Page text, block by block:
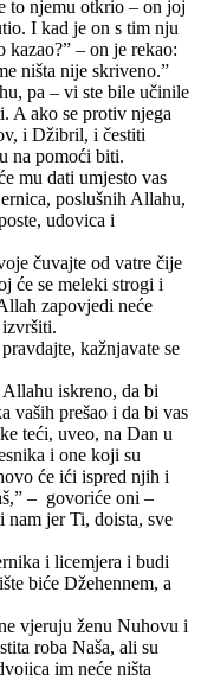
to njemu otkrio – on joj
I kad je on s tim nju
– on je rekao:
ništa nije skriveno.”
pa – vi ste bile učinile
A ako se protiv njega
i Džibril, i čestiti
na pomoći biti.
mu dati umjesto vas
poslušnih Allahu,
udovica i
čuvajte od vatre čije
će se meleki strogi i
zapovjedi neće
kažnjavate se
iskreno, da bi
vaših prešao i da bi vas
teći, uveo, na Dan u
i one koji su
će ići ispred njih i
– govoriće oni –
nam jer Ti, doista, sve
i licemjera i budi
biće Džehennem, a
vjeruju ženu Nuhovu i
roba Naša, ali su
im neće ništa